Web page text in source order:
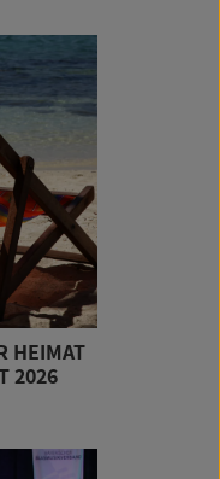
HEIMAT
2026